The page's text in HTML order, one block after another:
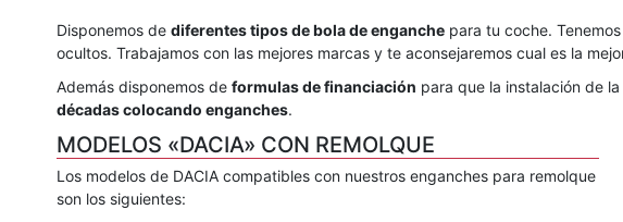
Disponemos de diferentes tipos de bola de enganche para tu coche. Tenemos
ocultos. Trabajamos con las mejores marcas y te aconsejaremos cual es la
Además disponemos de formulas de financiación para que la instalación de la
décadas colocando enganches.
MODELOS «DACIA» CON REMOLQUE
Los modelos de DACIA compatibles con nuestros enganches para remolque
son los siguientes: